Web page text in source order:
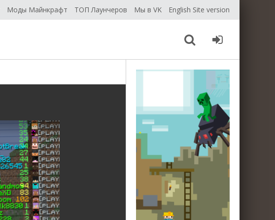
Моды Майнкрафт ТОП Лаунчеров Мы в VK English Site version